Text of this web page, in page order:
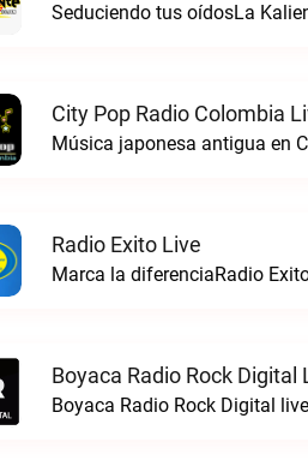
Seduciendo tus oídosLa
City Pop Radio Colombia
Música japonesa antigua en
Radio Exito Live
Marca la diferenciaRadio
Boyaca Radio Rock Digital
Boyaca Radio Rock Digital live